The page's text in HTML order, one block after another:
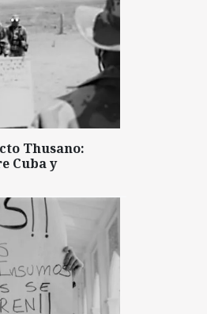
Thusano:
Cuba y